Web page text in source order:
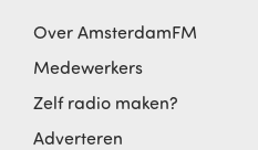
Over AmsterdamFM
Medewerkers
Zelf radio maken?
Adverteren